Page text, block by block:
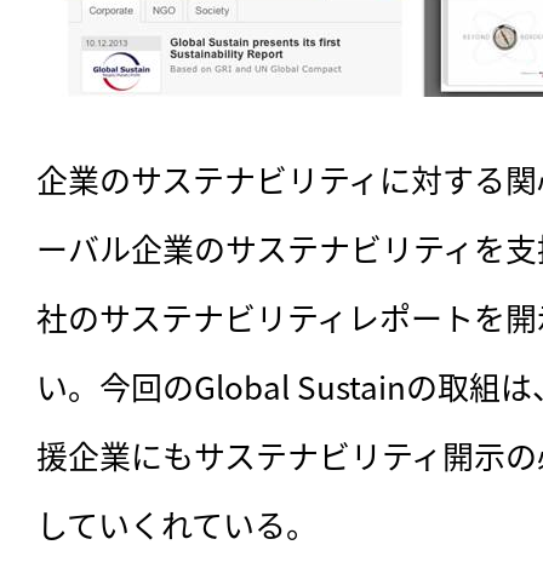
企業のサステナビリティに対する
ーバル企業のサステナビリティを
社のサステナビリティレポートを
い。今回のGlobal Sustainの取組
援企業にもサステナビリティ開示
していくれている。